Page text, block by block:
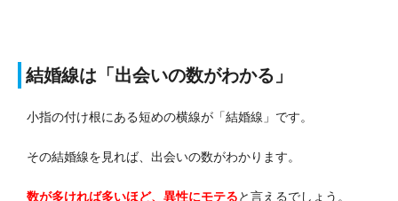
結婚線は「出会いの数がわかる」
小指の付け根にある短めの横線が「結婚線」です。
その結婚線を見れば、出会いの数がわかります。
数が多ければ多いほど、異性にモテると言えるでしょう。